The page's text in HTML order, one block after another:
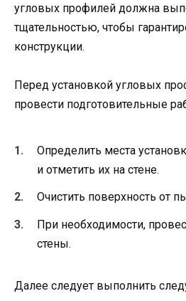
угловых профилей должна
тщательностью, чтобы
конструкции.
Перед установкой угловых
провести подготовительные
Определить места
и отметить их на стене.
Очистить поверхность от
При необходимости,
стены.
Далее следует выполнить